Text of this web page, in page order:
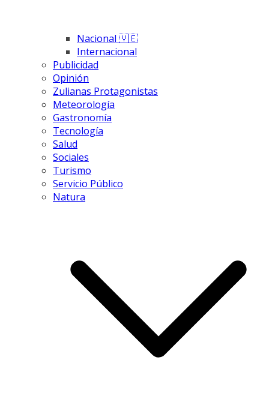
Nacional 🇻🇪
Internacional
Publicidad
Opinión
Zulianas Protagonistas
Meteorología
Gastronomía
Tecnología
Salud
Sociales
Turismo
Servicio Público
Natura